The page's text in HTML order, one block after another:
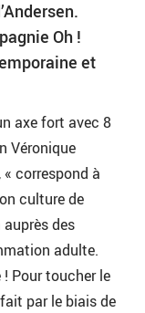
Oh !
et
axe fort avec 8
Véronique
correspond à
culture de
des
adulte.
! Pour toucher le
par le biais de